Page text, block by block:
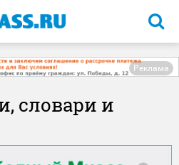
Реклама
словари и